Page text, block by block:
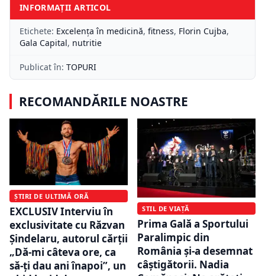
INFORMAȚII ARTICOL
Etichete: Excelența în medicină, fitness, Florin Cujba,
Gala Capital, nutritie
Publicat în: TOPURI
RECOMANDĂRILE NOASTRE
ȘTIRI DE ULTIMĂ ORĂ
EXCLUSIV Interviu în
exclusivitate cu Răzvan
Șindelaru, autorul cărții
„Dă-mi câteva ore, ca
să-ți dau ani înapoi”, un
STIL DE VIAȚĂ
Prima Gală a Sportului
Paralimpic din
România și-a desemnat
câștigătorii. Nadia